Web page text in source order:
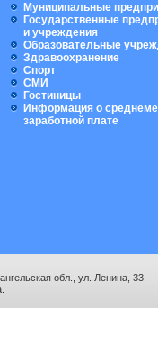
Муниципальные
Государственные
и учреждения
Образовательные
Здравоохранение
Спорт
СМИ
Гостиницы
Информация о
заработной плате
обл., ул. Ленина, 33.